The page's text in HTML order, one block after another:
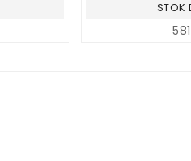
STOK